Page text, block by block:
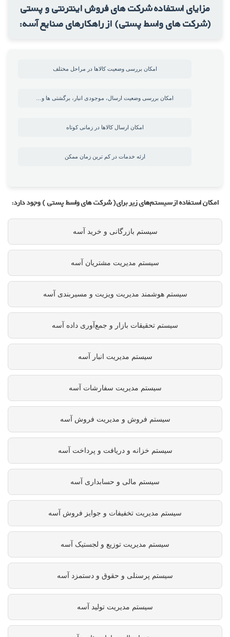
مزایای استفاده شرکت های فروش اینترنتی و پستی
(شرکت های واسط پستی) از راهکارهای صنایع آسه:
امکان بررسی وضعیت کالاها در مراحل مختلف
امکان بررسی وضعیت ارسال، موجودی انبار، برگشتی ها و…
امکان ارسال کالاها در زمانی کوتاه
ارئه خدمات در کم ترین زمان ممکن
امکان استفاده از سیستم‌های زیر برای( شرکت های واسط پستی ) وجود دارد:
سیستم بازرگانی و خرید آسه
سیستم مدیریت مشتریان آسه
سیستم هوشمند مدیریت ویزیت و مسیربندی آسه
سیستم تحقیقات بازار و جمع‌آوری داده آسه
سیستم مدیریت انبار آسه
سیستم مدیریت سفارشات آسه
سیستم فروش و مدیریت فروش آسه
سیستم خزانه و دریافت و پرداخت آسه
سیستم مالی و حسابداری آسه
سیستم مدیریت تخفیفات و جوایز فروش آسه
سیستم مدیریت توزیع و لجستیک آسه
سیستم پرسنلی و حقوق و دستمزد آسه
سیستم مدیریت تولید آسه